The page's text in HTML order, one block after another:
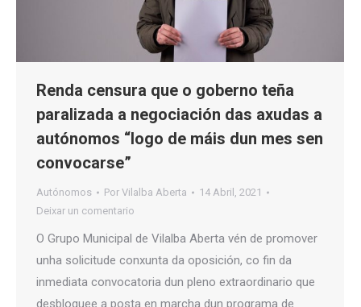
Renda censura que o goberno teña
paralizada a negociación das axudas a
autónomos “logo de máis dun mes sen
convocarse”
Autónomos Por Vilalba Aberta
14 Abril, 2021
Deixar un comentario
O Grupo Municipal de Vilalba Aberta vén de promover
unha solicitude conxunta da oposición, co fin da
inmediata convocatoria dun pleno extraordinario que
desbloquee a posta en marcha dun programa de